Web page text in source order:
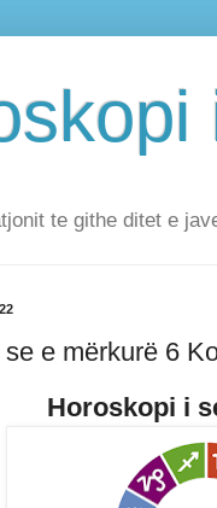
te githe ditet e
e mërkurë 6
Horoskopi i